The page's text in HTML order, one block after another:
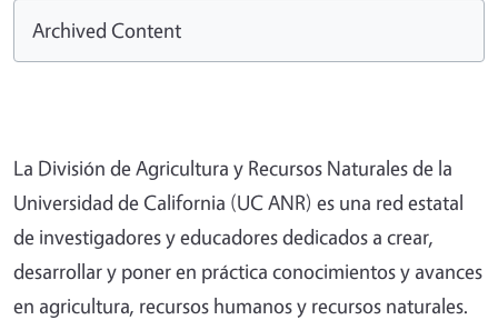
Archived Content
La División de Agricultura y Recursos Naturales de la
Universidad de California (UC ANR) es una red estatal
de investigadores y educadores dedicados a crear,
desarrollar y poner en práctica conocimientos y avances
en agricultura, recursos humanos y recursos naturales.